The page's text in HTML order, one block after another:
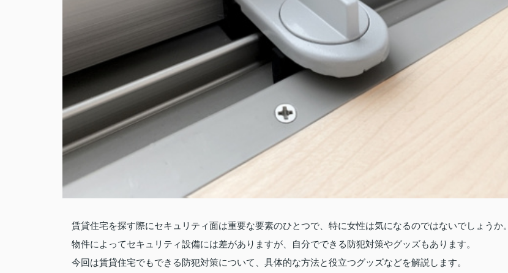
賃貸住宅を探す際にセキュリティ面は重要な要素のひとつで、特に女性は気になるのではないでしょうか。
物件によってセキュリティ設備には差がありますが、自分でできる防犯対策やグッズもあります。
今回は賃貸住宅でもできる防犯対策について、具体的な方法と役立つグッズなどを解説します。